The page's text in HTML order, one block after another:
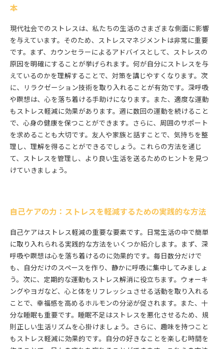
本
現代社会でのストレスは、私たちの生活のさまざまな側面に影響
を与えています。そのため、ストレスマネジメントは非常に重要
です。まず、カウンセラーによるアドバイスとして、ストレスの
原因を明確にすることが挙げられます。何が自分にストレスを与
えているのかを理解することで、対策を講じやすくなります。次
に、リラクゼーション技術を取り入れることが有効です。深呼吸
や瞑想は、心を落ち着ける手助けになります。また、適度な運動
もストレス軽減に効果があります。週に数回の運動を続けること
で、心身の健康を保つことができます。さらに、周囲のサポート
を求めることも大切です。友人や家族と話すことで、気持ちを整
理し、理解を得ることができるでしょう。これらの方法を通じ
て、ストレスを管理し、より良い生活を送るためのヒントを見つ
けていきましょう。
自己ケアの力：ストレスを軽減するための実践的な方法
自己ケアはストレス軽減の重要な要素です。日常生活の中で簡単
に取り入れられる実践的な方法をいくつか紹介します。まず、深
呼吸や瞑想は心を落ち着けるのに効果的です。毎日数分だけで
も、自分だけのスペースを作り、静かに呼吸に集中してみましょ
う。次に、定期的な運動もストレス解消に役立ちます。ウォーキ
ングやヨガなど、心と体をリフレッシュさせる活動を取り入れる
ことで、幸福感を高めるホルモンの分泌が促されます。また、十
分な睡眠も重要です。睡眠不足はストレスを悪化させるため、規
則正しい生活リズムを心掛けましょう。さらに、趣味を持つこと
もストレス軽減に効果的です。自分の好きなことを楽しむ時間を